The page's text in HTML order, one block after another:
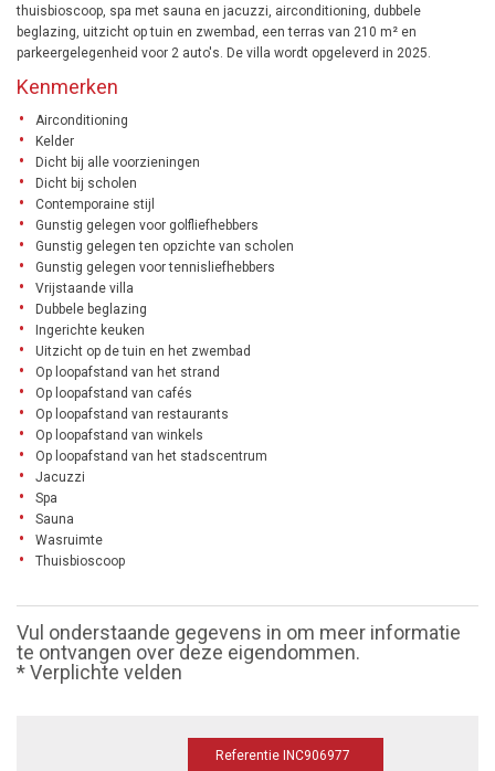
thuisbioscoop, spa met sauna en jacuzzi, airconditioning, dubbele
beglazing, uitzicht op tuin en zwembad, een terras van 210 m² en
parkeergelegenheid voor 2 auto's. De villa wordt opgeleverd in 2025.
Kenmerken
Airconditioning
Kelder
Dicht bij alle voorzieningen
Dicht bij scholen
Contemporaine stijl
Gunstig gelegen voor golfliefhebbers
Gunstig gelegen ten opzichte van scholen
Gunstig gelegen voor tennisliefhebbers
Vrijstaande villa
Dubbele beglazing
Ingerichte keuken
Uitzicht op de tuin en het zwembad
Op loopafstand van het strand
Op loopafstand van cafés
Op loopafstand van restaurants
Op loopafstand van winkels
Op loopafstand van het stadscentrum
Jacuzzi
Spa
Sauna
Wasruimte
Thuisbioscoop
Vul onderstaande gegevens in om meer informatie
te ontvangen over deze eigendommen.
* Verplichte velden
Referentie INC906977